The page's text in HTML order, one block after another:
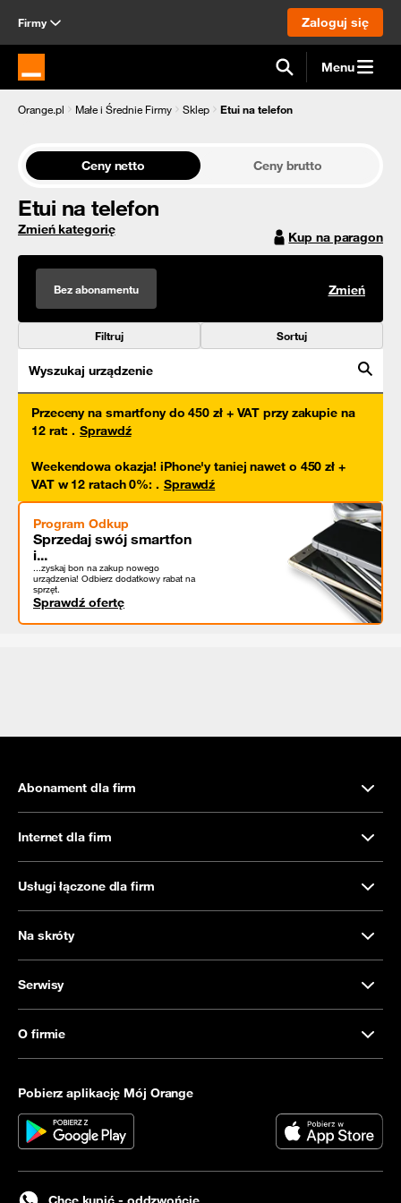
Firmy Zaloguj się
Strona główna Orange.pl Menu
Orange.pl Małe i Średnie Firmy Sklep Etui na telefon
Ceny netto Ceny brutto
Etui na telefon
Zmień kategorię Kup na paragon
Bez abonamentu Zmień
Filtruj Sortuj
Wyszukaj urządzenie
Przeceny na smartfony do 450 zł + VAT przy zakupie na
12 rat: . Sprawdź
Weekendowa okazja! iPhone'y taniej nawet o 450 zł +
VAT w 12 ratach 0%: . Sprawdź
Program Odkup
Sprzedaj swój smartfon
i...
...zyskaj bon na zakup nowego
urządzenia! Odbierz dodatkowy rabat na
sprzęt.
Sprawdź ofertę
Abonament dla firm
Internet dla firm
Usługi łączone dla firm
Na skróty
Serwisy
O firmie
Pobierz aplikację Mój Orange